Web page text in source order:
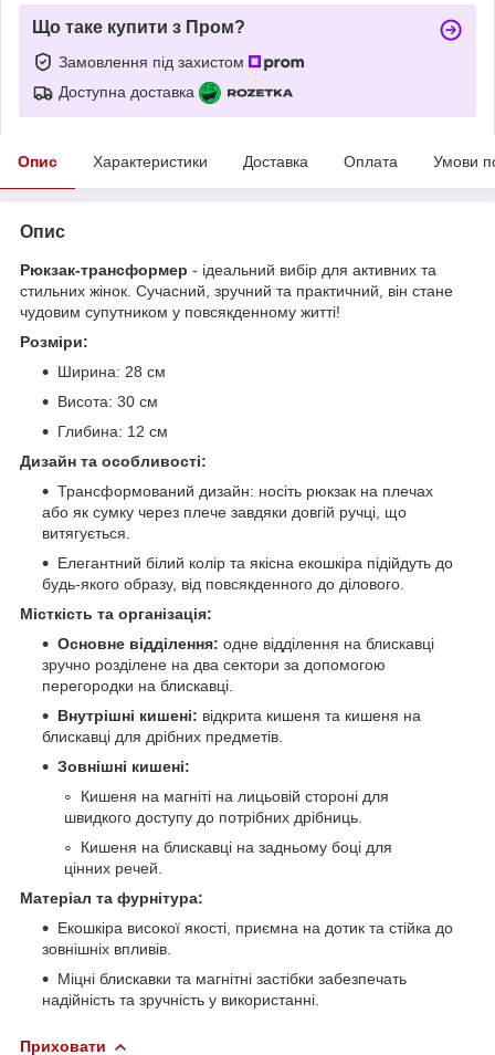
Що таке купити з Пром?
Замовлення під захистом
Доступна доставка
Опис Характеристики Доставка Оплата Умови
Опис
Рюкзак-трансформер - ідеальний вибір для активних та
стильних жінок. Сучасний, зручний та практичний, він стане
чудовим супутником у повсякденному житті!
Розміри:
Ширина: 28 см
Висота: 30 см
Глибина: 12 см
Дизайн та особливості:
Трансформований дизайн: носіть рюкзак на плечах
або як сумку через плече завдяки довгій ручці, що
витягується.
Елегантний білий колір та якісна екошкіра підійдуть до
будь-якого образу, від повсякденного до ділового.
Місткість та організація:
Основне відділення: одне відділення на блискавці
зручно розділене на два сектори за допомогою
перегородки на блискавці.
Внутрішні кишені: відкрита кишеня та кишеня на
блискавці для дрібних предметів.
Зовнішні кишені:
Кишеня на магніті на лицьовій стороні для
швидкого доступу до потрібних дрібниць.
Кишеня на блискавці на задньому боці для
цінних речей.
Матеріал та фурнітура:
Екошкіра високої якості, приємна на дотик та стійка до
зовнішніх впливів.
Міцні блискавки та магнітні застібки забезпечать
надійність та зручність у використанні.
Приховати